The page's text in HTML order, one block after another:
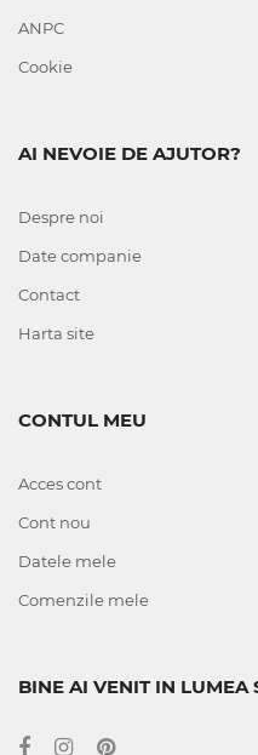
ANPC
Cookie
AI NEVOIE DE AJUTOR?
Despre noi
Date companie
Contact
Harta site
CONTUL MEU
Acces cont
Cont nou
Datele mele
Comenzile mele
BINE AI VENIT IN LUMEA